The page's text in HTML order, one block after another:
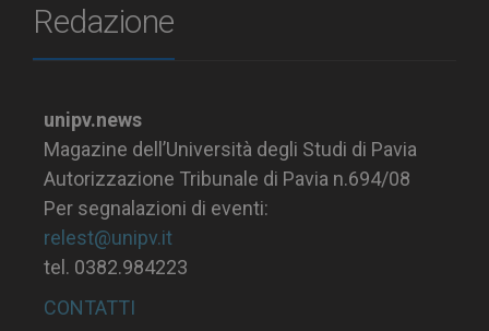
Redazione
unipv.news
Magazine dell’Università degli Studi di Pavia
Autorizzazione Tribunale di Pavia n.694/08
Per segnalazioni di eventi:
relest@unipv.it
tel. 0382.984223
CONTATTI